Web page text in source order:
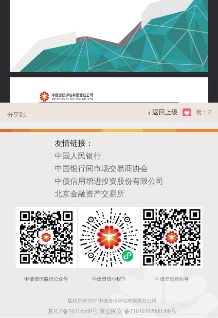
分享到: 返回上级 赞： 2
友情链接：
中国人民银行
中国银行间市场交易商协会
中债信用增进投资股份有限公司
北京金融资产交易所
中债资信微信公众号 中债资信小程序 中债资信视频号
版权所有2017 中债资信评估有限责任公司
京ICP备10216569号 京公网安 备11010202008266号